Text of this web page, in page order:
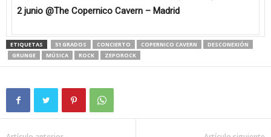
2 junio @The Copernico Cavern – Madrid
ETIQUETAS 51 GRADOS CONCIERTO COPERNICO CAVERN
DESCONEXIÓN
GRUNGE
MÚSICA ROCK ZEPOROCK